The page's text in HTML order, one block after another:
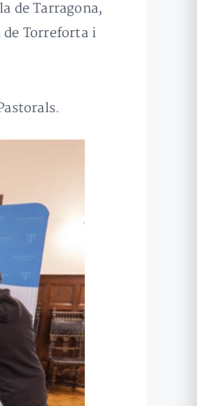
de Tarragona,
de Torreforta i